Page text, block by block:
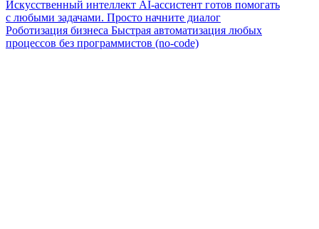
Искусственный интеллект AI-ассистент готов помогать
с любыми задачами. Просто начните диалог
Роботизация бизнеса Быстрая автоматизация любых
процессов без программистов (no-code)